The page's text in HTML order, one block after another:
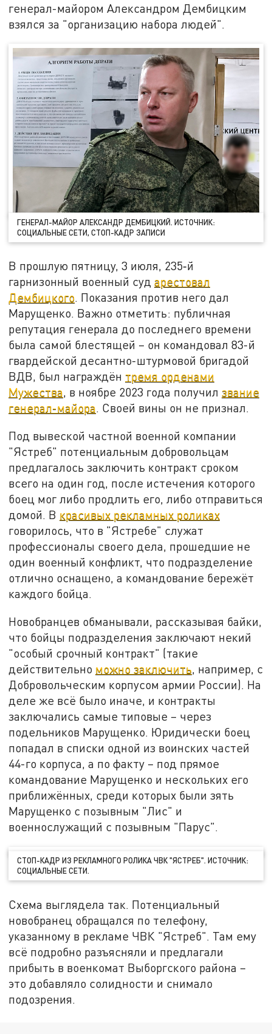
генерал-майором Александром Дембицким
взялся за "организацию набора людей".
ГЕНЕРАЛ-МАЙОР АЛЕКСАНДР ДЕМБИЦКИЙ. ИСТОЧНИК:
СОЦИАЛЬНЫЕ СЕТИ, СТОП-КАДР ЗАПИСИ
В прошлую пятницу, 3 июля, 235‑й
гарнизонный военный сударестовал
Дембицкого. Показания против него дал
Марущенко. Важно отметить: публичная
репутация генерала до последнего времени
была самой блестящей – он командовал 83-й
гвардейской десантно-штурмовой бригадой
ВДВ, был награждён тремя орденами
Мужества, в ноябре 2023 года получилзвание
генерал-майора. Своей вины он не признал.
Под вывеской частной военной компании
"Ястреб" потенциальным добровольцам
предлагалось заключить контракт сроком
всего на один год, после истечения которого
боец мог либо продлить его, либо отправиться
домой. В красивых рекламных роликах
говорилось, что в "Ястребе" служат
профессионалы своего дела, прошедшие не
один военный конфликт, что подразделение
отлично оснащено, а командование бережёт
каждого бойца.
Новобранцев обманывали, рассказывая байки,
что бойцы подразделения заключают некий
"особый срочный контракт" (такие
действительно можно заключить, например, с
Добровольческим корпусом армии России). На
деле же всё было иначе, и контракты
заключались самые типовые – через
подельников Марущенко. Юридически боец
попадал в списки одной из воинских частей
44-го корпуса, а по факту – под прямое
командование Марущенко и нескольких его
приближённых, среди которых были зять
Марущенко с позывным "Лис" и
военнослужащий с позывным "Парус".
СТОП-КАДР ИЗ РЕКЛАМНОГО РОЛИКА ЧВК "ЯСТРЕБ". ИСТОЧНИК:
СОЦИАЛЬНЫЕ СЕТИ.
Схема выглядела так. Потенциальный
новобранец обращался по телефону,
указанному в рекламе ЧВК "Ястреб". Там ему
всё подробно разъясняли и предлагали
прибыть в военкомат Выборгского района –
это добавляло солидности и снимало
подозрения.